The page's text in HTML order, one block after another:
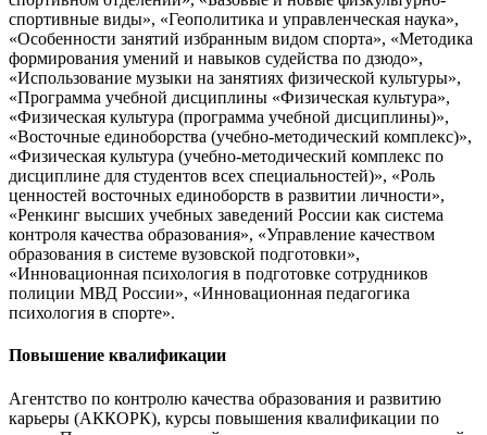
спортивные виды», «Геополитика и управленческая наука»,
«Особенности занятий избранным видом спорта», «Методика
формирования умений и навыков судейства по дзюдо»,
«Использование музыки на занятиях физической культуры»,
«Программа учебной дисциплины «Физическая культура»,
«Физическая культура (программа учебной дисциплины)»,
«Восточные единоборства (учебно-методический комплекс)»,
«Физическая культура (учебно-методический комплекс по
дисциплине для студентов всех специальностей)», «Роль
ценностей восточных единоборств в развитии личности»,
«Ренкинг высших учебных заведений России как система
контроля качества образования», «Управление качеством
образования в системе вузовской подготовки»,
«Инновационная психология в подготовке сотрудников
полиции МВД России», «Инновационная педагогика
психология в спорте».
Повышение квалификации
Агентство по контролю качества образования и развитию
карьеры (АККОРК), курсы повышения квалификации по